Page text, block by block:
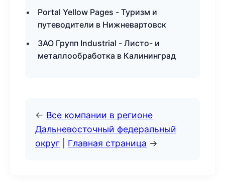
Portal Yellow Pages - Туризм и
путеводители в Нижневартовск
ЗАО Групп Industrial - Листо- и
металлообработка в Калининград
← Все компании в регионе
Дальневосточный федеральный
округ
Главная страница →